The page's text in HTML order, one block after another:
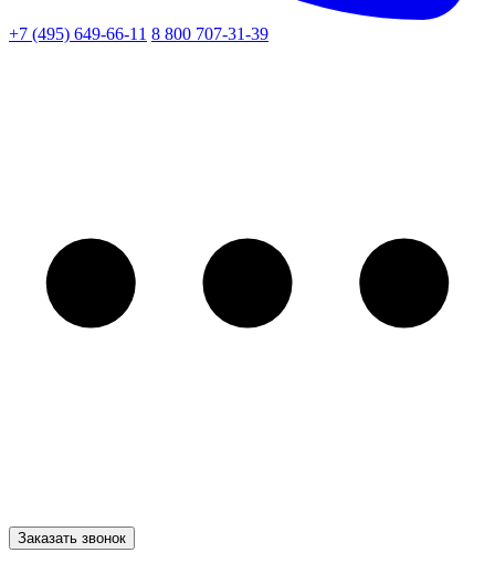
+7 (495) 649-66-11 8 800 707-31-39
Заказать звонок